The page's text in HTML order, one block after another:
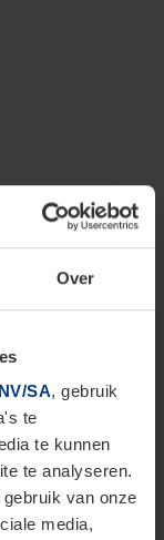
Over
SA, gebruik
te
te kunnen
te analyseren.
van onze
media,